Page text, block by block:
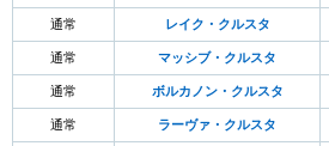
通常 レイク・クルスタ
通常 マッシブ・クルスタ
通常 ボルカノン・クルスタ
通常 ラーヴァ・クルスタ